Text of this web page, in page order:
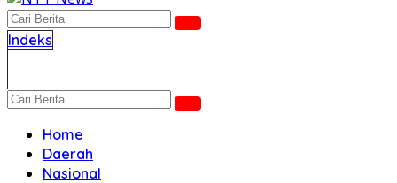
Indeks
Home
Daerah
Nasional